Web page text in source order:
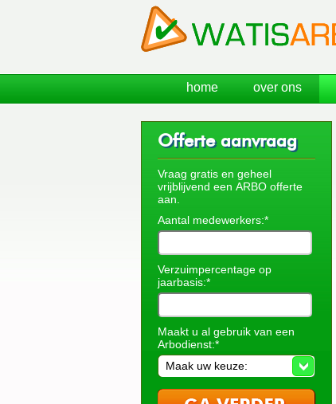
Offerte aanvraag
Vraag gratis en geheel
vrijblijvend een ARBO offerte
aan.
Aantal medewerkers:*
Verzuimpercentage op
jaarbasis:*
Maakt u al gebruik van een
Arbodienst:*
Maak uw keuze:
home over ons